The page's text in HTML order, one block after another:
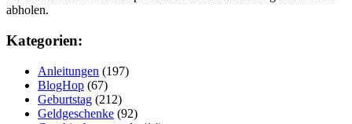
abholen.
Kategorien:
Anleitungen (197)
BlogHop (67)
Geburtstag (212)
Geldgeschenke (92)